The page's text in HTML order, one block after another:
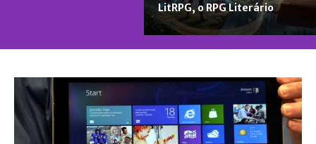
LitRPG, o RPG Literário